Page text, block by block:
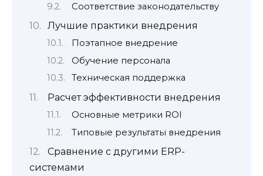
Соответствие законодательству
Лучшие практики внедрения
Поэтапное внедрение
Обучение персонала
Техническая поддержка
Расчет эффективности внедрения
Основные метрики ROI
Типовые результаты внедрения
Сравнение с другими ERP-
системами